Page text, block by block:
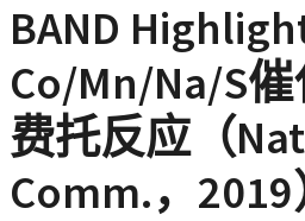
BAND Highlight
Co/Mn/Na/S
费托反应（
Comm.，2019